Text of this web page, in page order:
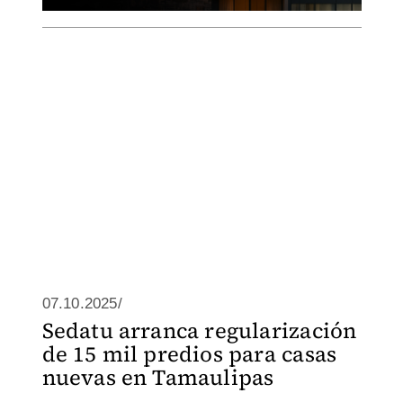
07.10.2025/
Sedatu arranca regularización
de 15 mil predios para casas
nuevas en Tamaulipas